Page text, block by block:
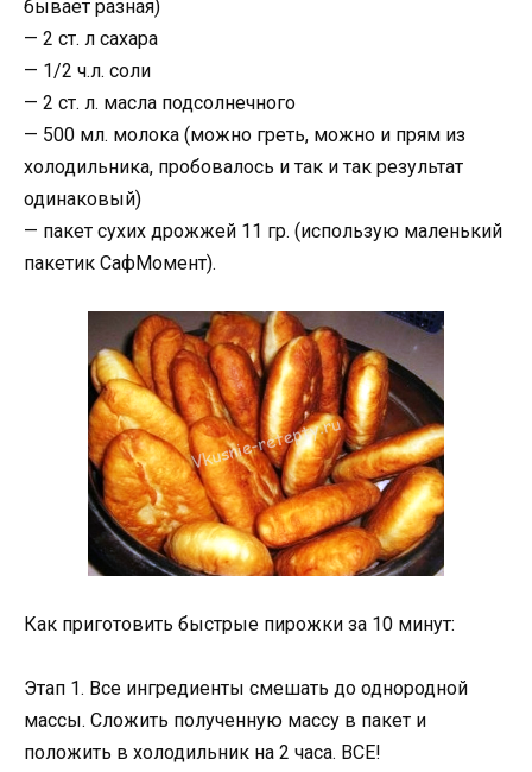
бывает разная)
— 2 ст. л сахара
— 1/2 ч.л. соли
— 2 ст. л. масла подсолнечного
— 500 мл. молока (можно греть, можно и прям из
холодильника, пробовалось и так и так результат
одинаковый)
— пакет сухих дрожжей 11 гр. (использую маленький
пакетик СафМомент).
Как приготовить быстрые пирожки за 10 минут:
Этап 1. Все ингредиенты смешать до однородной
массы. Сложить полученную массу в пакет и
положить в холодильник на 2 часа. ВСЕ!